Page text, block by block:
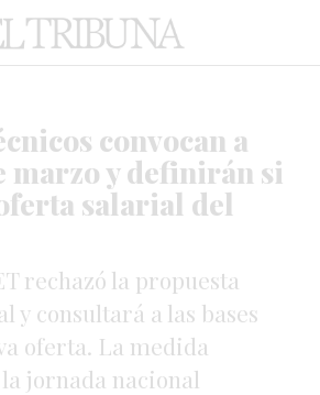
convocan a
marzo y definirán si
salarial del
rechazó la propuesta
consultará a las bases
oferta. La medida
jornada nacional